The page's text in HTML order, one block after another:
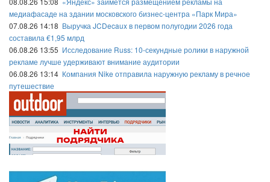
медиафасаде на здании московского бизнес-центра «Парк Мира»
07.08.26 14:18 Выручка JCDecaux в первом полугодии 2026 года
составила €1,95 млрд
06.08.26 13:55 Исследование Russ: 10-секундные ролики в наружной
рекламе лучше удерживают внимание аудитории
06.08.26 13:14 Компания Nike отправила наружную рекламу в речное
путешествие